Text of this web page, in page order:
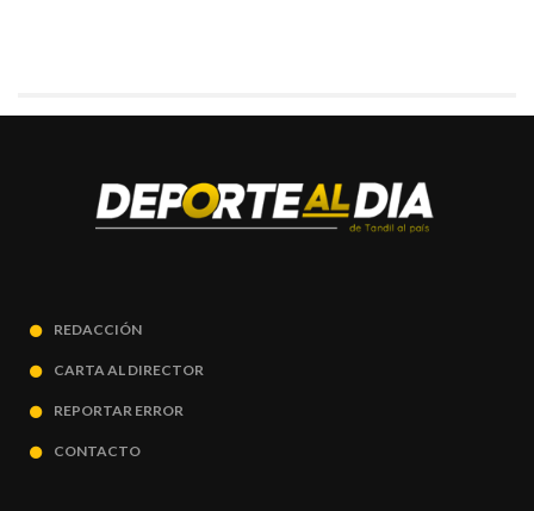
REDACCIÓN
CARTA AL DIRECTOR
REPORTAR ERROR
CONTACTO